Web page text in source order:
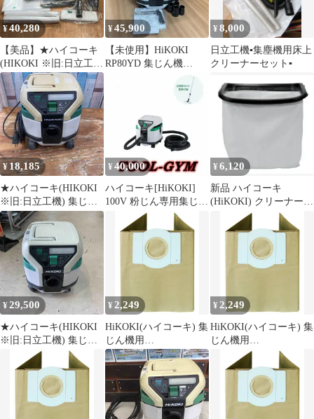
¥40,280
【美品】★ハイコーキ
(HIKOKI ※旧:日立工
機) 集じん機 乾式
RP80YD(SC)【岩槻店】
¥45,900
【未使用】HiKOKI
RP80YD 集じん機
¥8,000
日立工機▪集塵機用床上
クリーナーセット▪
¥ 18,185
★ハイコーキ(HIKOKI
※旧:日立工機) 集じん
機 乾式 RP80YD【柏
店】
¥ 40,000
ハイコーキ[HiKOKI]
100V 粉じん専用集じん
機/集じん容量8L
RP80YD(L) お掃除セッ
¥ 6,120
新品 ハイコーキ
(HiKOKI) クリーナー用
プレフィルタ 377758
¥29,500
★ハイコーキ(HIKOKI
※旧:日立工機) 集じん
機 乾式 RP80YD【町田
店】
¥ 2,249
HiKOKI(ハイコーキ) 集
じん機用
RP35RYD2/RP35MYD2
用紙フィルター 容量
3.5L 5枚入 0032-3703
¥ 2,249
HiKOKI(ハイコーキ) 集
じん機用
RP35RYD2/RP35MYD2
用紙フィルター 容量
3.5L 5枚入 0032-3703